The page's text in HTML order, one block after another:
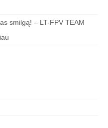
smilgą! – LT-FPV TEAM